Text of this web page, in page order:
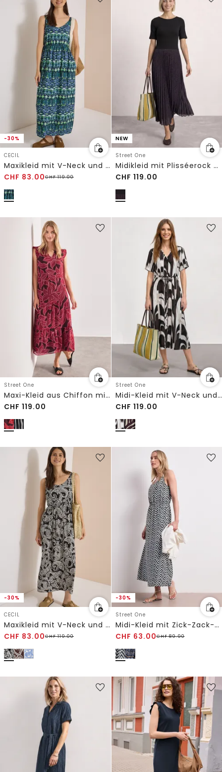
-30%
CECIL
Maxikleid mit V-Neck und Print
CHF 83.00CHF119.00
NEW
Street One
Midikleid mit Plisséerock und Print
CHF 119.00
Street One
Maxi-Kleid aus Chiffon mit Print
CHF 119.00
Street One
Midi-Kleid mit V-Neck und Print
CHF 119.00
-30%
CECIL
Maxikleid mit V-Neck und Print
CHF 83.00CHF119.00
-30%
Street One
Midi-Kleid mit Zick-Zack-Muster
CHF 63.00CHF89.90